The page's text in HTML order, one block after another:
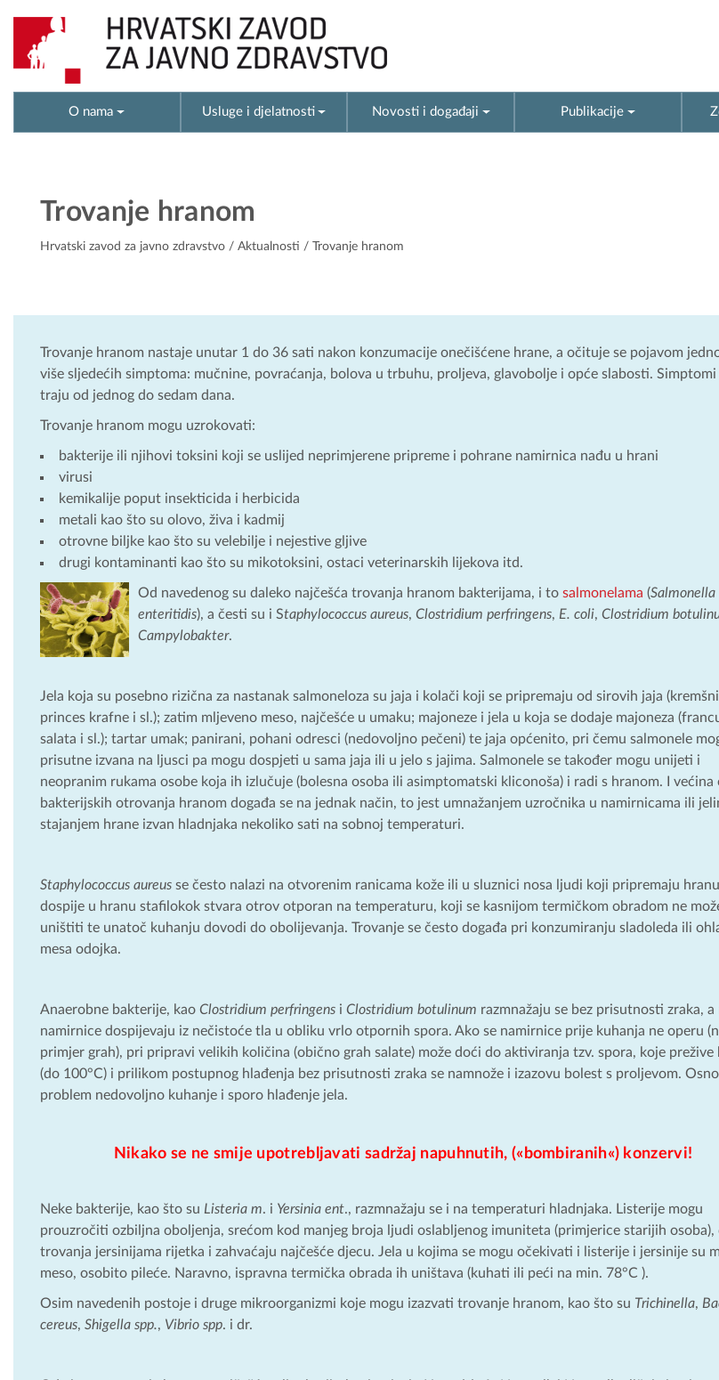
O nama Usluge i djelatnosti Novosti i događaji Publikacije
Trovanje hranom
Hrvatski zavod za javno zdravstvo / Aktualnosti / Trovanje hranom
Trovanje hranom nastaje unutar 1 do 36 sati nakon konzumacije onečišćene hrane, a očituje se pojavom
više sljedećih simptoma: mučnine, povraćanja, bolova u trbuhu, proljeva, glavobolje i opće slabosti.
traju od jednog do sedam dana.
Trovanje hranom mogu uzrokovati:
bakterije ili njihovi toksini koji se uslijed neprimjerene pripreme i pohrane namirnica nađu u hrani
virusi
kemikalije poput insekticida i herbicida
metali kao što su olovo, živa i kadmij
otrovne biljke kao što su velebilje i nejestive gljive
drugi kontaminanti kao što su mikotoksini, ostaci veterinarskih lijekova itd.
Od navedenog su daleko najčešća trovanja hranom bakterijama, i to salmonelama (Salmonella
enteritidis), a česti su i Staphylococcus aureus, Clostridium perfringens, E. coli, Clostridium
Campylobakter.
Jela koja su posebno rizična za nastanak salmoneloza su jaja i kolači koji se pripremaju od sirovih jaja
princes krafne i sl.); zatim mljeveno meso, najčešće u umaku; majoneze i jela u koja se dodaje majoneza
salata i sl.); tartar umak; panirani, pohani odresci (nedovoljno pečeni) te jaja općenito, pri čemu salmonele
prisutne izvana na ljusci pa mogu dospjeti u sama jaja ili u jelo s jajima. Salmonele se također mogu unijeti i
neopranim rukama osobe koja ih izlučuje (bolesna osoba ili asimptomatski kliconoša) i radi s hranom. I većina
bakterijskih otrovanja hranom događa se na jednak način, to jest umnažanjem uzročnika u namirnicama ili
stajanjem hrane izvan hladnjaka nekoliko sati na sobnoj temperaturi.
Staphylococcus aureus se često nalazi na otvorenim ranicama kože ili u sluznici nosa ljudi koji pripremaju
dospije u hranu stafilokok stvara otrov otporan na temperaturu, koji se kasnijom termičkom obradom ne
uništiti te unatoč kuhanju dovodi do obolijevanja. Trovanje se često događa pri konzumiranju sladoleda ili
mesa odojka.
Anaerobne bakterije, kao Clostridium perfringens i Clostridium botulinum razmnažaju se bez prisutnosti zraka, a
namirnice dospijevaju iz nečistoće tla u obliku vrlo otpornih spora. Ako se namirnice prije kuhanja ne operu
primjer grah), pri pripravi velikih količina (obično grah salate) može doći do aktiviranja tzv. spora, koje prežive
(do 100°C) i prilikom postupnog hlađenja bez prisutnosti zraka se namnože i izazovu bolest s proljevom.
problem nedovoljno kuhanje i sporo hlađenje jela.
Nikako se ne smije upotrebljavati sadržaj napuhnutih, («bombiranih«) konzervi!
Neke bakterije, kao što su Listeria m. i Yersinia ent., razmnažaju se i na temperaturi hladnjaka. Listerije mogu
prouzročiti ozbiljna oboljenja, srećom kod manjeg broja ljudi oslabljenog imuniteta (primjerice starijih osoba),
trovanja jersinijama rijetka i zahvaćaju najčešće djecu. Jela u kojima se mogu očekivati i listerije i jersinije su
meso, osobito pileće. Naravno, ispravna termička obrada ih uništava (kuhati ili peći na min. 78°C ).
Osim navedenih postoje i druge mikroorganizmi koje mogu izazvati trovanje hranom, kao što su Trichinella,
cereus, Shigella spp., Vibrio spp. i dr.